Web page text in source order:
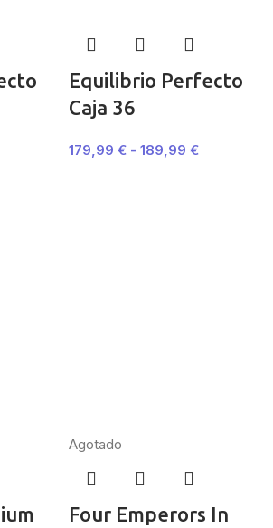
Equilibrio Perfecto
Caja 36
179,99 € - 189,99 €
Agotado
Four Emperors In